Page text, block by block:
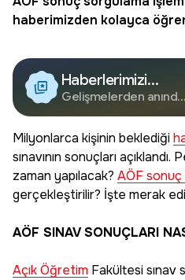
haberimizden kolayca
Haberlerimizi
Google'da Takip
Edin
Gelişmelerden anında
Milyonlarca kişinin beklediği
sınavının sonuçları açıklandı.
zaman yapılacak? AÖF
gerçekleştirilir? İşte merak
AÖF SINAV SONUÇLARI
Açık Öğretim Fakültesi sınav